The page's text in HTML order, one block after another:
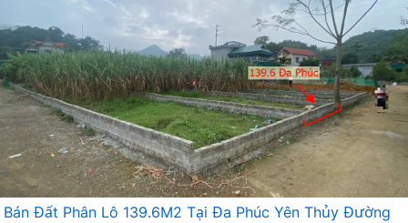
Bán Đất Phân Lô 139.6M2 Tại Đa Phúc Yên Thủy Đường